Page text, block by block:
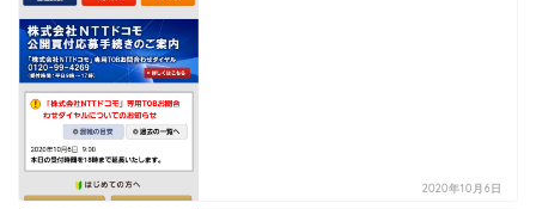
2020年10月6日